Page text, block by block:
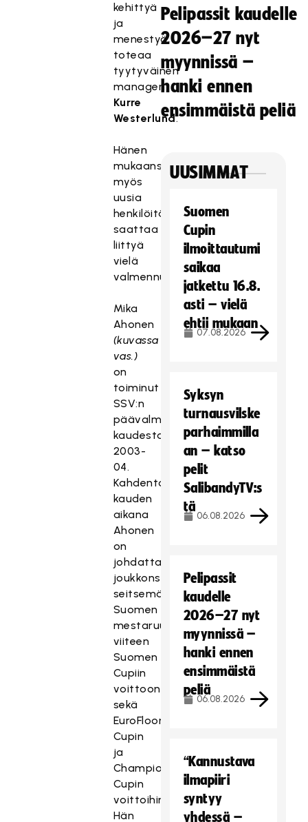
kehittyä
ja
menestyä,
toteaa
tyytyväinen
manageri
Kurre
Westerlund.
Hänen
mukaansa
myös
uusia
henkilöitä
saattaa
liittyä
vielä
valmennustiimiin.
Mika
Ahonen
(kuvassa
vas.)
on
toiminut
SSV:n
päävalmentaja
kaudesta
2003-
04.
Kahdentoista
kauden
aikana
Ahonen
on
johdattanut
joukkonsa
seitsemään
Suomen
mestaruuteen,
viiteen
Suomen
Cupiin
voittoon
sekä
EuroFloorball
Cupin
ja
Champions
Cupin
voittoihin.
Hän
Pelipassit kaudelle
2026–27 nyt
myynnissä –
hanki ennen
ensimmäistä peliä
UUSIMMAT
Suomen
Cupin
ilmoittautumi
saikaa
jatkettu 16.8.
asti – vielä
ehtii mukaan
07.08.2026
Syksyn
turnausvilske
parhaimmilla
an – katso
pelit
SalibandyTV:s
tä
06.08.2026
Pelipassit
kaudelle
2026–27 nyt
myynnissä –
hanki ennen
ensimmäistä
peliä
06.08.2026
“Kannustava
ilmapiiri
syntyy
yhdessä –